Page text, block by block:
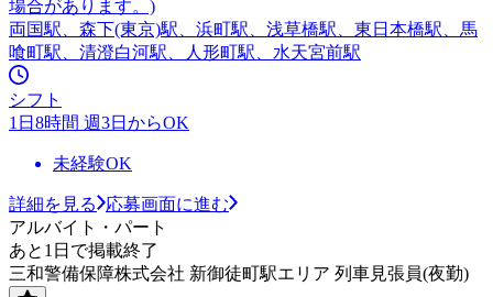
場合があります。)
両国駅、森下(東京)駅、浜町駅、浅草橋駅、東日本橋駅、馬
喰町駅、清澄白河駅、人形町駅、水天宮前駅
シフト
1日8時間 週3日からOK
未経験OK
詳細を見る
応募画面に進む
アルバイト・パート
あと1日で掲載終了
三和警備保障株式会社 新御徒町駅エリア 列車見張員(夜勤)